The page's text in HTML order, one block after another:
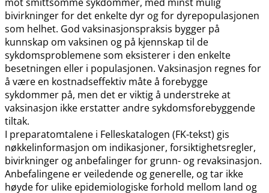
bivirkninger for det enkelte dyr og for dyrepopulasjonen
som helhet. God vaksinasjonspraksis bygger på
kunnskap om vaksinen og på kjennskap til de
sykdomsproblemene som eksisterer i den enkelte
besetningen eller i populasjonen. Vaksinasjon regnes for
å være en kostnadseffektiv måte å forebygge
sykdommer på, men det er viktig å understreke at
vaksinasjon ikke erstatter andre sykdomsforebyggende
tiltak.
I preparatomtalene i Felleskatalogen (FK-tekst) gis
nøkkelinformasjon om indikasjoner, forsiktighetsregler,
bivirkninger og anbefalinger for grunn- og revaksinasjon.
Anbefalingene er veiledende og generelle, og tar ikke
høyde for ulike epidemiologiske forhold mellom land og